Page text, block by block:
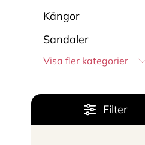
Kängor
Sandaler
Visa fler kategorier
Filter